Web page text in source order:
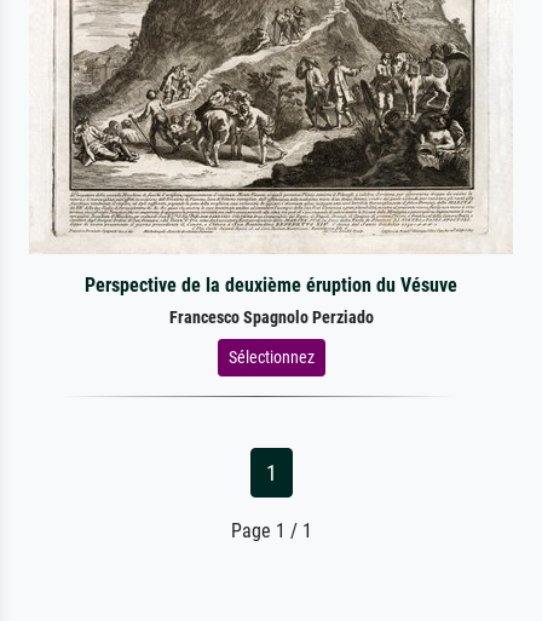
Perspective de la deuxième éruption du Vésuve
Francesco Spagnolo Perziado
Sélectionnez
1
Page 1 / 1